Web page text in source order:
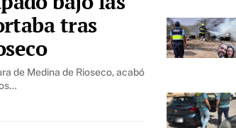
tras
de Medina de Rioseco, acabó